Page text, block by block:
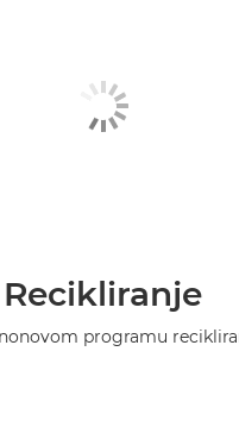
Recikliranje
programu